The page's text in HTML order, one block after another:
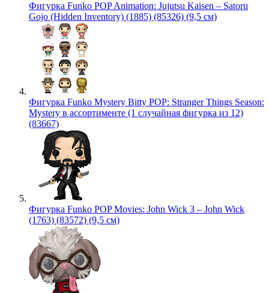
Фигурка Funko POP Animation: Jujutsu Kaisen – Satoru
Gojo (Hidden Inventory) (1885) (85326) (9,5 см)
Фигурка Funko Mystery Bitty POP: Stranger Things Season:
Mystery в ассортименте (1 случайная фигурка из 12)
(83667)
Фигурка Funko POP Movies: John Wick 3 – John Wick
(1763) (83572) (9,5 см)